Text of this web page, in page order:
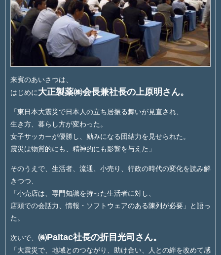
来賓のあいさつは、
はじめに大正製薬㈱会長兼社長の上原明さん。
「東日本大震災で日本人の立ち居振る舞いが見直され、
生き方、暮らし方が変わった。
女子サッカーが優勝し、励みになる団結力を見せられた。
震災は物質的にも、精神的にも影響を与えた」
そのうえで、生活者、流通、小売り、行政の時代の変化を読み解
きつつ、
「小売店は、専門知識を持った生活者に対し、
店頭での会話力、情報・ソフトウェアのある陳列が必要」と語っ
た。
次いで、 ㈱Paltac社長の折目光司さん。
「大震災で、地域とのつながり、助け合い、人との絆を改めて感